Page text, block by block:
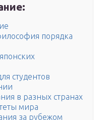
порядка
студентов
в разных странах
мира
за рубежом